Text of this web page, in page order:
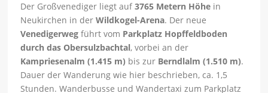
Der Großvenediger liegt auf3765 Metern Höhe in
Neukirchen in derWildkogel-Arena. Der neue
Venedigerweg führt vom Parkplatz Hopffeldboden
durch das Obersulzbachtal, vorbei an der
Kampriesenalm (1.415 m) bis zur Berndlalm (1.510 m).
Dauer der Wanderung wie hier beschrieben, ca. 1,5
Stunden. Wanderbusse und Wandertaxi zum Parkplatz